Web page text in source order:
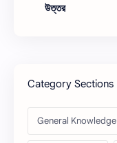
উত্তর
Category Sections
General Knowledge